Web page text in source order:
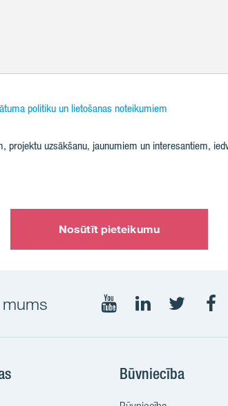
politiku un lietošanas noteikumiem
uzsākšanu, jaunumiem un interesantiem,
Nosūtīt pieteikumu
YouTube
LinkedInTwtitter
Būvniecība